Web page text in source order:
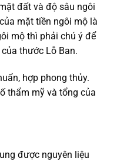
đất và độ sâu ngôi
mặt tiền ngôi mộ là
mộ thì phải chú ý để
thước Lỗ Ban.
hợp phong thủy.
thẩm mỹ và tổng của
được nguyên liệu